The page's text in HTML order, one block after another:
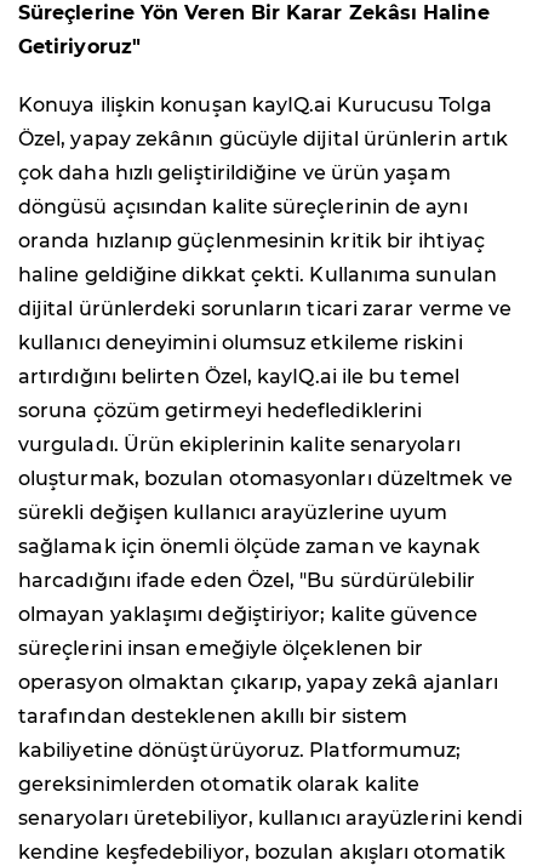
Süreçlerine Yön Veren Bir Karar Zekâsı Haline
Getiriyoruz"
Konuya ilişkin konuşan kayIQ.ai Kurucusu Tolga
Özel, yapay zekânın gücüyle dijital ürünlerin artık
çok daha hızlı geliştirildiğine ve ürün yaşam
döngüsü açısından kalite süreçlerinin de aynı
oranda hızlanıp güçlenmesinin kritik bir ihtiyaç
haline geldiğine dikkat çekti. Kullanıma sunulan
dijital ürünlerdeki sorunların ticari zarar verme ve
kullanıcı deneyimini olumsuz etkileme riskini
artırdığını belirten Özel, kayIQ.ai ile bu temel
soruna çözüm getirmeyi hedeflediklerini
vurguladı. Ürün ekiplerinin kalite senaryoları
oluşturmak, bozulan otomasyonları düzeltmek ve
sürekli değişen kullanıcı arayüzlerine uyum
sağlamak için önemli ölçüde zaman ve kaynak
harcadığını ifade eden Özel, "Bu sürdürülebilir
olmayan yaklaşımı değiştiriyor; kalite güvence
süreçlerini insan emeğiyle ölçeklenen bir
operasyon olmaktan çıkarıp, yapay zekâ ajanları
tarafından desteklenen akıllı bir sistem
kabiliyetine dönüştürüyoruz. Platformumuz;
gereksinimlerden otomatik olarak kalite
senaryoları üretebiliyor, kullanıcı arayüzlerini kendi
kendine keşfedebiliyor, bozulan akışları otomatik